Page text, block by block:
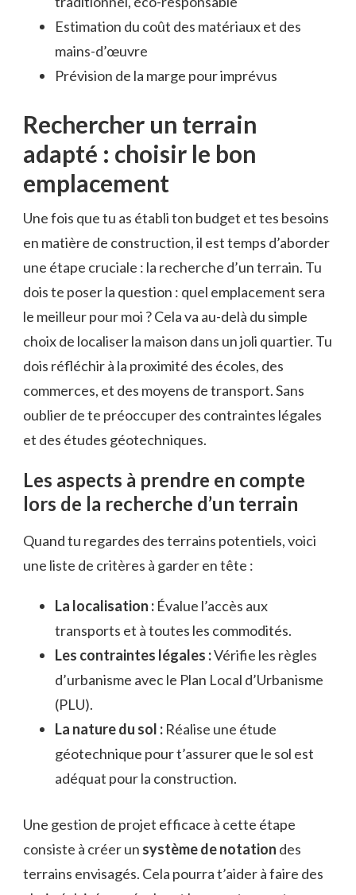
Estimation du coût des matériaux et des
mains-d’œuvre
Prévision de la marge pour imprévus
Rechercher un terrain
adapté : choisir le bon
emplacement
Une fois que tu as établi ton budget et tes besoins
en matière de construction, il est temps d’aborder
une étape cruciale : la recherche d’un terrain. Tu
dois te poser la question : quel emplacement sera
le meilleur pour moi ? Cela va au-delà du simple
choix de localiser la maison dans un joli quartier. Tu
dois réfléchir à la proximité des écoles, des
commerces, et des moyens de transport. Sans
oublier de te préoccuper des contraintes légales
et des études géotechniques.
Les aspects à prendre en compte
lors de la recherche d’un terrain
Quand tu regardes des terrains potentiels, voici
une liste de critères à garder en tête :
La localisation : Évalue l’accès aux
transports et à toutes les commodités.
Les contraintes légales :Vérifie les règles
d’urbanisme avec le Plan Local d’Urbanisme
(PLU).
La nature du sol : Réalise une étude
géotechnique pour t’assurer que le sol est
adéquat pour la construction.
Une gestion de projet efficace à cette étape
consiste à créer un système de notation des
terrains envisagés. Cela pourra t’aider à faire des